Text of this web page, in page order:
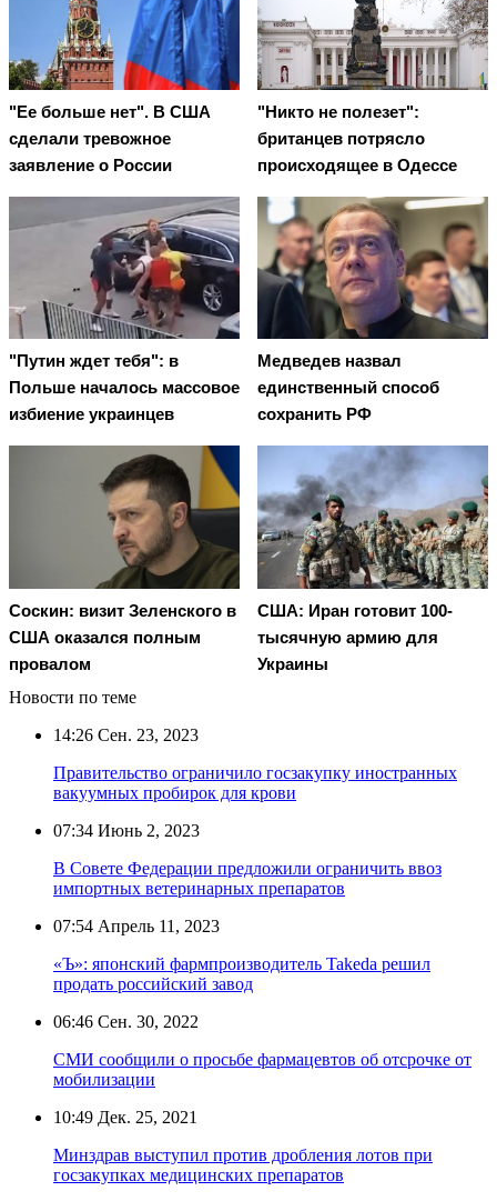
"Ее больше нет". В США
сделали тревожное
заявление о России
"Никто не полезет":
британцев потрясло
происходящее в Одессе
"Путин ждет тебя": в
Польше началось массовое
избиение украинцев
Медведев назвал
единственный способ
сохранить РФ
Соскин: визит Зеленского в
США оказался полным
провалом
США: Иран готовит 100-
тысячную армию для
Украины
Новости по теме
14:26 Сен. 23, 2023
Правительство ограничило госзакупку иностранных
вакуумных пробирок для крови
07:34 Июнь 2, 2023
В Совете Федерации предложили ограничить ввоз
импортных ветеринарных препаратов
07:54 Апрель 11, 2023
«Ъ»: японский фармпроизводитель Takeda решил
продать российский завод
06:46 Сен. 30, 2022
СМИ сообщили о просьбе фармацевтов об отсрочке от
мобилизации
10:49 Дек. 25, 2021
Минздрав выступил против дробления лотов при
госзакупках медицинских препаратов